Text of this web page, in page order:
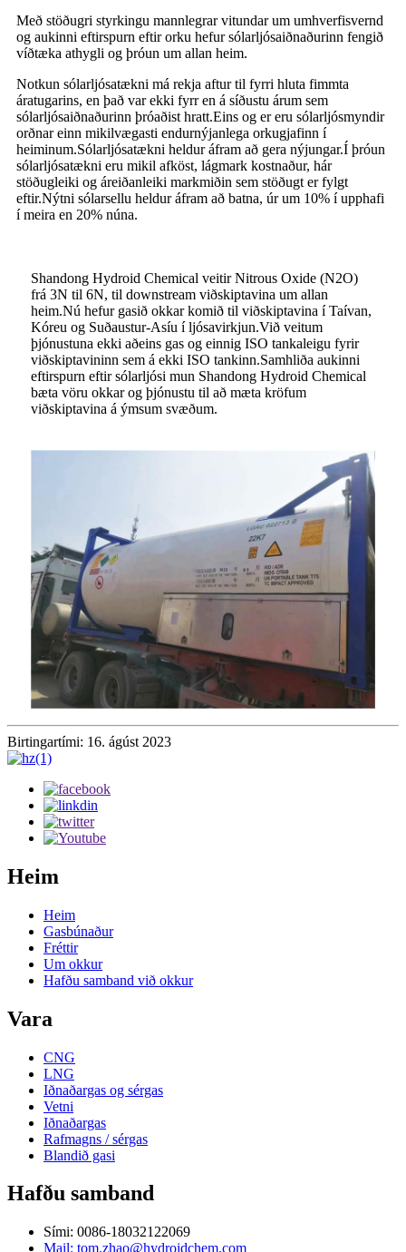
Með stöðugri styrkingu mannlegrar vitundar um umhverfisvernd
og aukinni eftirspurn eftir orku hefur sólarljósaiðnaðurinn fengið
víðtæka athygli og þróun um allan heim.
Notkun sólarljósatækni má rekja aftur til fyrri hluta fimmta
áratugarins, en það var ekki fyrr en á síðustu árum sem
sólarljósaiðnaðurinn þróaðist hratt.Eins og er eru sólarljósmyndir
orðnar einn mikilvægasti endurnýjanlega orkugjafinn í
heiminum.Sólarljósatækni heldur áfram að gera nýjungar.Í þróun
sólarljósatækni eru mikil afköst, lágmark kostnaður, hár
stöðugleiki og áreiðanleiki markmiðin sem stöðugt er fylgt
eftir.Nýtni sólarsellu heldur áfram að batna, úr um 10% í upphafi
í meira en 20% núna.
Shandong Hydroid Chemical veitir Nitrous Oxide (N2O)
frá 3N til 6N, til downstream viðskiptavina um allan
heim.Nú hefur gasið okkar komið til viðskiptavina í Taívan,
Kóreu og Suðaustur-Asíu í ljósavirkjun.Við veitum
þjónustuna ekki aðeins gas og einnig ISO tankaleigu fyrir
viðskiptavininn sem á ekki ISO tankinn.Samhliða aukinni
eftirspurn eftir sólarljósi mun Shandong Hydroid Chemical
bæta vöru okkar og þjónustu til að mæta kröfum
viðskiptavina á ýmsum svæðum.
Birtingartími: 16. ágúst 2023
Heim
Heim
Gasbúnaður
Fréttir
Um okkur
Hafðu samband við okkur
Vara
CNG
LNG
Iðnaðargas og sérgas
Vetni
Iðnaðargas
Rafmagns / sérgas
Blandið gasi
Hafðu samband
Sími: 0086-18032122069
Mail: tom.zhao@hydroidchem.com